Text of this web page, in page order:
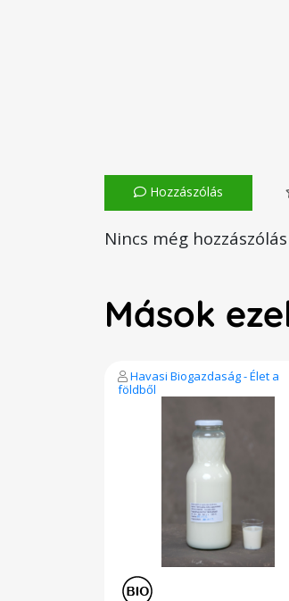
Hozzászólás
Nincs még
Mások
Havasi Biogazdaság - Élet a
földből